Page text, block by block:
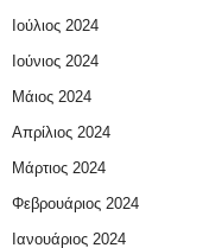
Ιούλιος 2024
Ιούνιος 2024
Μάιος 2024
Απρίλιος 2024
Μάρτιος 2024
Φεβρουάριος 2024
Ιανουάριος 2024